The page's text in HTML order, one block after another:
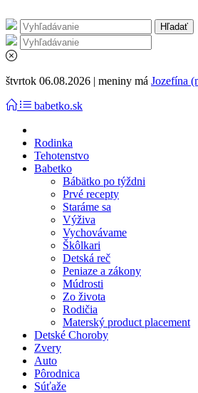
štvrtok 06.08.2026 | meniny má Jozefína
babetko.sk
Rodinka
Tehotenstvo
Babetko
Bábätko po týždni
Prvé recepty
Staráme sa
Výživa
Vychovávame
Škôlkari
Detská reč
Peniaze a zákony
Múdrosti
Zo života
Rodičia
Materský product placement
Detské Choroby
Zvery
Auto
Pôrodnica
Súťaže